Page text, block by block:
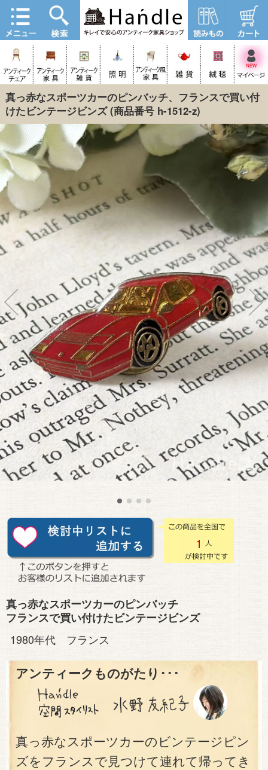
真っ赤なスポーツカーのピンバッチ、フランスで買い付
けたビンテージビンズ(商品番号 h-1512-z)
1
真っ赤なスポーツカーのピンバッチ
フランスで買い付けたビンテージビンズ
1980年代 フランス
アンティークものがたり･･･
真っ赤なスポーツカーのビンテージピン
ズをフランスで見つけて連れて帰ってき